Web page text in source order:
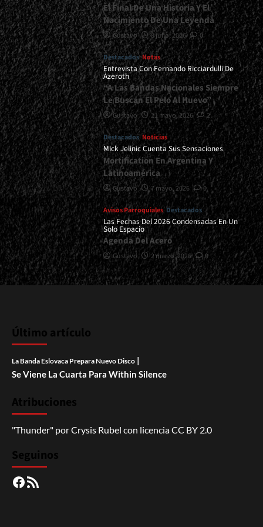
El Final De Una Historia Y El
Nacimiento De Una Leyenda
Gustavo 8 julio, 2026 0
Destacados Notas
Entrevista Con Fernando Ricciardulli De
Azeroth
“A Las Bandas Nacionales Siempre
Le Buscan El Pelo Al Huevo”
Gustavo 21 mayo, 2026 2
Destacados Noticias
Mick Jelinic Cuenta Sus Sensaciones
Mortification En Argentina Y
Latinoamérica
Gustavo 7 mayo, 2026 0
Avisos Parroquiales Destacados
Las Fechas Del 2026 Condensadas En Un
Solo Espacio
Agenda Del Acero
Gustavo 2 marzo, 2026 0
Último artículo
La Banda Eslovaca Prepara Nuevo Disco |
Se Viene La Cuarta Para Within Silence
Atribuciones
"Thunder" porCrysis Rubel con licenciaCC BY 2.0
Seguinos
Facebook
RSS